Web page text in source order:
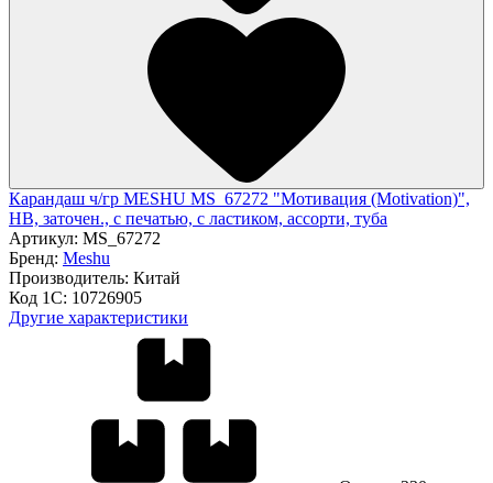
Карандаш ч/гр MESHU MS_67272 "Мотивация (Motivation)",
HB, заточен., с печатью, с ластиком, ассорти, туба
Артикул: MS_67272
Бренд: Meshu
Производитель: Китай
Код 1С: 10726905
Другие характеристики